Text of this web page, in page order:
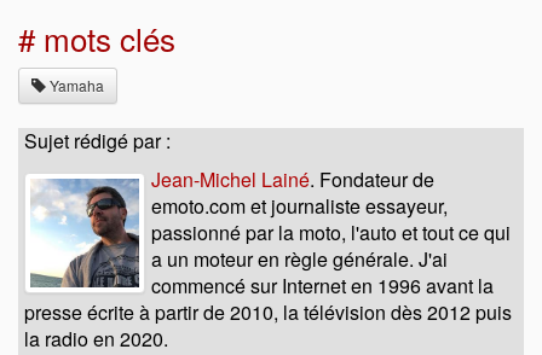
# mots clés
Yamaha
Sujet rédigé par :
Jean-Michel Lainé. Fondateur de
emoto.com et journaliste essayeur,
passionné par la moto, l'auto et tout ce qui
a un moteur en règle générale. J'ai
commencé sur Internet en 1996 avant la
presse écrite à partir de 2010, la télévision dès 2012 puis
la radio en 2020.